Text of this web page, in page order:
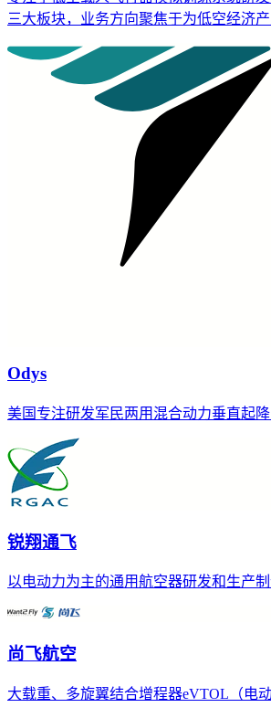
三大板块，业务方向聚焦于为低空经济
Odys
美国专注研发军民两用混合动力垂直起
锐翔通飞
以电动力为主的通用航空器研发和生产
尚飞航空
大载重、多旋翼结合增程器eVTOL（电